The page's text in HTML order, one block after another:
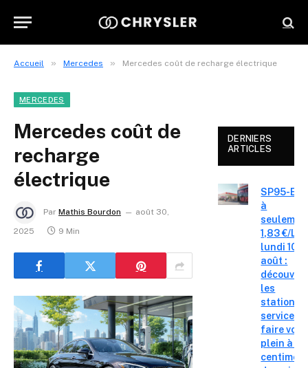
Accueil » Mercedes » Mercedes coût de recharge électrique
MERCEDES
Mercedes coût de
recharge
électrique
Par Mathis Bourdon
août 30,
2025
9 Min
DERNIERS
ARTICLES
SP95-E10
à
1,83 €/L
lundi 10
août :
les
stations-
service où
faire
plein à 14
centimes